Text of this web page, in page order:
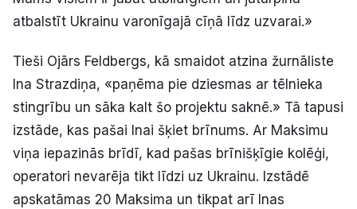
atbalstīt Ukrainu varonīgajā cīņā līdz uzvarai.»
Tieši Ojārs Feldbergs, kā smaidot atzina žurnāliste
Ina Strazdiņa, «paņēma pie dziesmas ar tēlnieka
stingrību un sāka kalt šo projektu saknē.» Tā tapusi
izstāde, kas pašai Inai šķiet brīnums. Ar Maksimu
viņa iepazinās brīdī, kad pašas brīnišķīgie kolēģi,
operatori nevarēja tikt līdzi uz Ukrainu. Izstādē
apskatāmas 20 Maksima un tikpat arī Inas